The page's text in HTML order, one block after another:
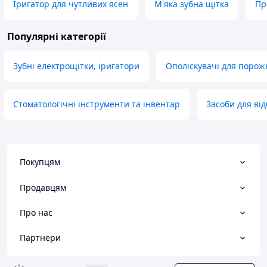
Іригатор для чутливих ясен М'яка зубна щітка
Популярні категорії
Зубні електрощітки, іригатори Ополіскувачі для
Стоматологічні інструменти та інвентар Засоби для
Покупцям
Продавцям
Про нас
Партнери